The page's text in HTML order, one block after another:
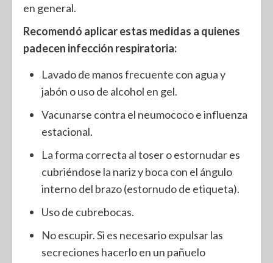
en general.
Recomendó aplicar estas medidas a quienes
padecen infección respiratoria:
Lavado de manos frecuente con agua y
jabón o uso de alcohol en gel.
Vacunarse contra el neumococo e influenza
estacional.
La forma correcta al toser o estornudar es
cubriéndose la nariz y boca con el ángulo
interno del brazo (estornudo de etiqueta).
Uso de cubrebocas.
No escupir. Si es necesario expulsar las
secreciones hacerlo en un pañuelo